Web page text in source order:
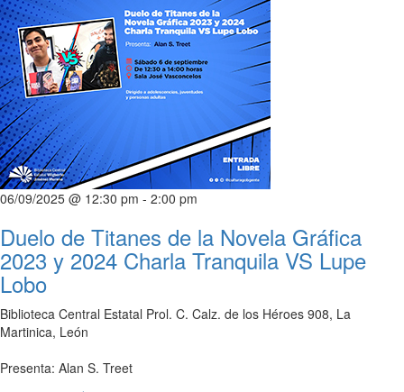
06/09/2025 @ 12:30 pm - 2:00 pm
Duelo de Titanes de la Novela Gráfica
2023 y 2024 Charla Tranquila VS Lupe
Lobo
Biblioteca Central Estatal Prol. C. Calz. de los Héroes 908, La
Martinica, León
Presenta: Alan S. Treet